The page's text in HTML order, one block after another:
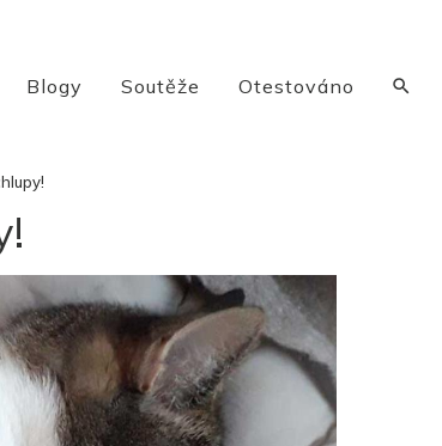
Blogy Soutěže Otestováno